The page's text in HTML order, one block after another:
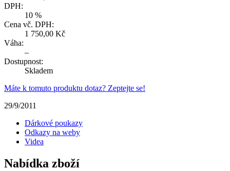
DPH:
10 %
Cena vč. DPH:
1 750,00 Kč
Váha:
–
Dostupnost:
Skladem
Máte k tomuto produktu dotaz? Zeptejte se!
29/9/2011
Dárkové poukazy
Odkazy na weby
Videa
Nabídka zboží